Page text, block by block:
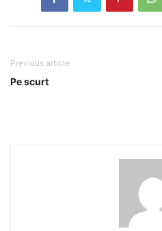
Previous article
Pe scurt